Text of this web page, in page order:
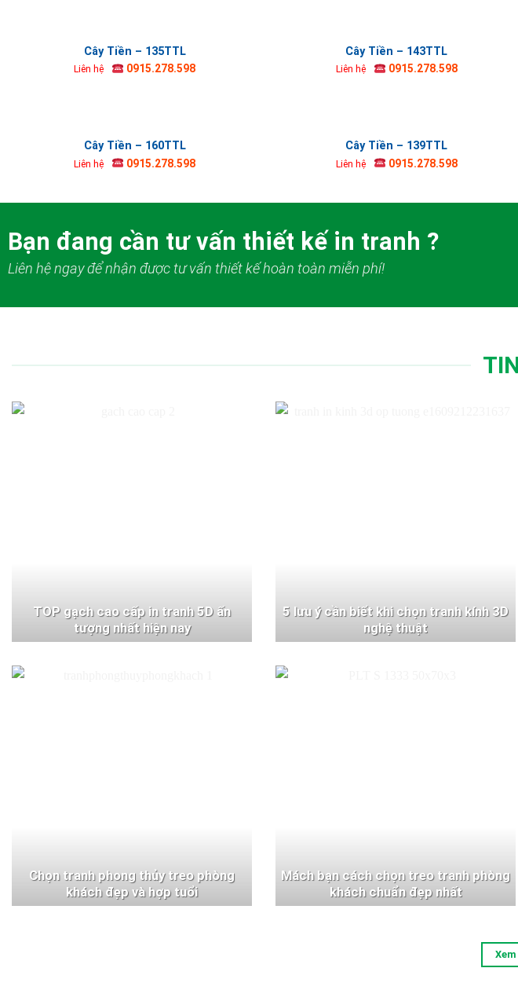
Cây Tiền – 135TTL
Liên hệ 0915.278.598
Cây Tiền – 143TTL
Liên hệ 0915.278.598
Cây Tiền – 160TTL
Liên hệ 0915.278.598
Cây Tiền – 139TTL
Liên hệ 0915.278.598
Bạn đang cần tư vấn thiết kế in tranh ?
Liên hệ ngay để nhận được tư vấn thiết kế hoàn toàn miễn phí!
TOP gạch cao cấp in tranh 5D ấn
tượng nhất hiện nay
5 lưu ý cần biết khi chọn tranh kính 3D
nghệ thuật
Chọn tranh phong thủy treo phòng
khách đẹp và hợp tuổi
Mách bạn cách chọn treo tranh phòng
khách chuẩn đẹp nhất